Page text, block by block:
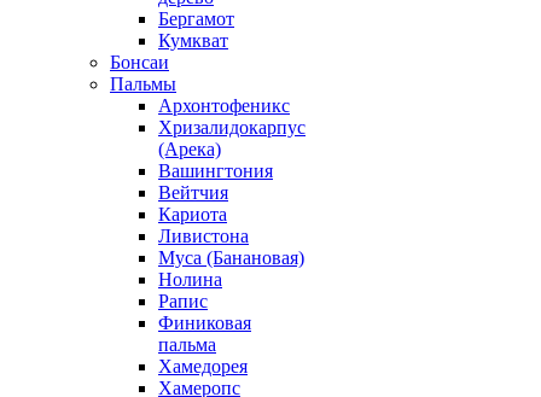
Бергамот
Кумкват
Бонсаи
Пальмы
Архонтофеникс
Хризалидокарпус
(Арека)
Вашингтония
Вейтчия
Кариота
Ливистона
Муса (Банановая)
Нолина
Рапис
Финиковая
пальма
Хамедорея
Хамеропс